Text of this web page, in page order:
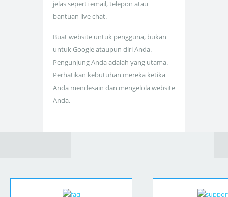
jelas seperti email, telepon atau
bantuan live chat.
Buat website untuk pengguna, bukan
untuk Google ataupun diri Anda.
Pengunjung Anda adalah yang utama.
Perhatikan kebutuhan mereka ketika
Anda mendesain dan mengelola website
Anda.